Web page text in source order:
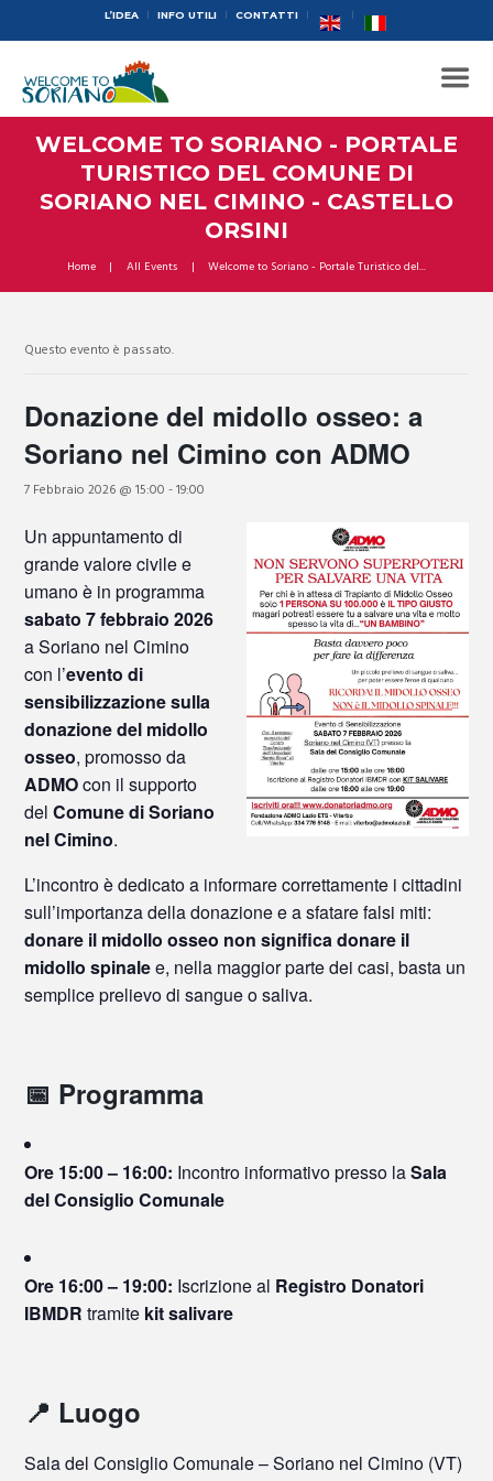
L’IDEA INFO UTILI CONTATTI
WELCOME TO SORIANO - PORTALE
TURISTICO DEL COMUNE DI
SORIANO NEL CIMINO - CASTELLO
ORSINI
Home All Events Welcome to Soriano - Portale Turistico del...
Questo evento è passato.
Donazione del midollo osseo: a
Soriano nel Cimino con ADMO
7 Febbraio 2026 @ 15:00 -19:00
Un appuntamento di
grande valore civile e
umano è in programma
sabato 7 febbraio 2026
a Soriano nel Cimino
con l’evento di
sensibilizzazione sulla
donazione del midollo
osseo, promosso da
ADMOcon il supporto
delComune di Soriano
nel Cimino.
L’incontro è dedicato a informare correttamente i cittadini
sull’importanza della donazione e a sfatare falsi miti:
donare il midollo osseo non significa donare il
midollo spinalee, nella maggior parte dei casi, basta un
semplice prelievo di sangue o saliva.
📅 Programma
Ore 15:00 – 16:00: Incontro informativo presso laSala
del Consiglio Comunale
Ore 16:00 – 19:00: Iscrizione al Registro Donatori
IBMDR tramite kit salivare
📍 Luogo
Sala del Consiglio Comunale – Soriano nel Cimino (VT)